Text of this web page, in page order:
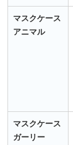
マスクケース
アニマル
マスクケース
ガーリー